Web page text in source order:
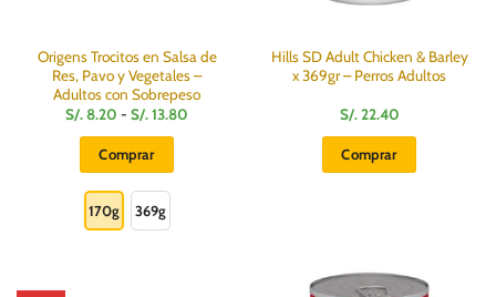
producto
Origens Trocitos en Salsa de
Res, Pavo y Vegetales –
Adultos con Sobrepeso
S/.8.20 - S/.13.80
Comprar
producto
tiene
170g 369g
Hills SD Adult Chicken & Barley
x 369gr – Perros Adultos
S/.22.40
Comprar